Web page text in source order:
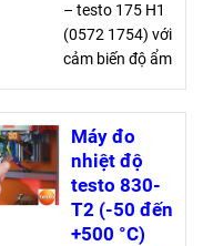
– testo 175 H1
(0572 1754) với
cảm biến độ ẩm
chính xác, theo
dõi liên tục. Bộ
nhớ lớn, phần
mềm miễn phí,
pin hoạt động 3
năm
Máy đo
nhiệt độ
testo 830-
T2 (-50 đến
+500 °C)